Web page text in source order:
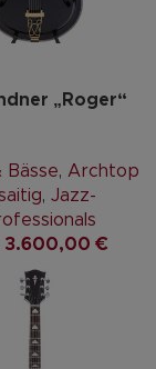
„Roger“
Bässe, Archtop
, Jazz-
3.600,00 €